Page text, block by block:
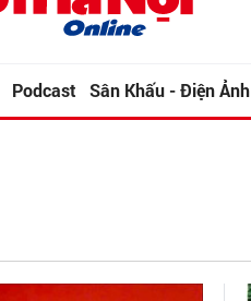
Podcast Sân Khấu - Điện Ảnh